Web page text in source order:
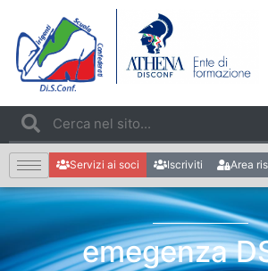
Servizi ai soci Iscriviti Area
emegenza